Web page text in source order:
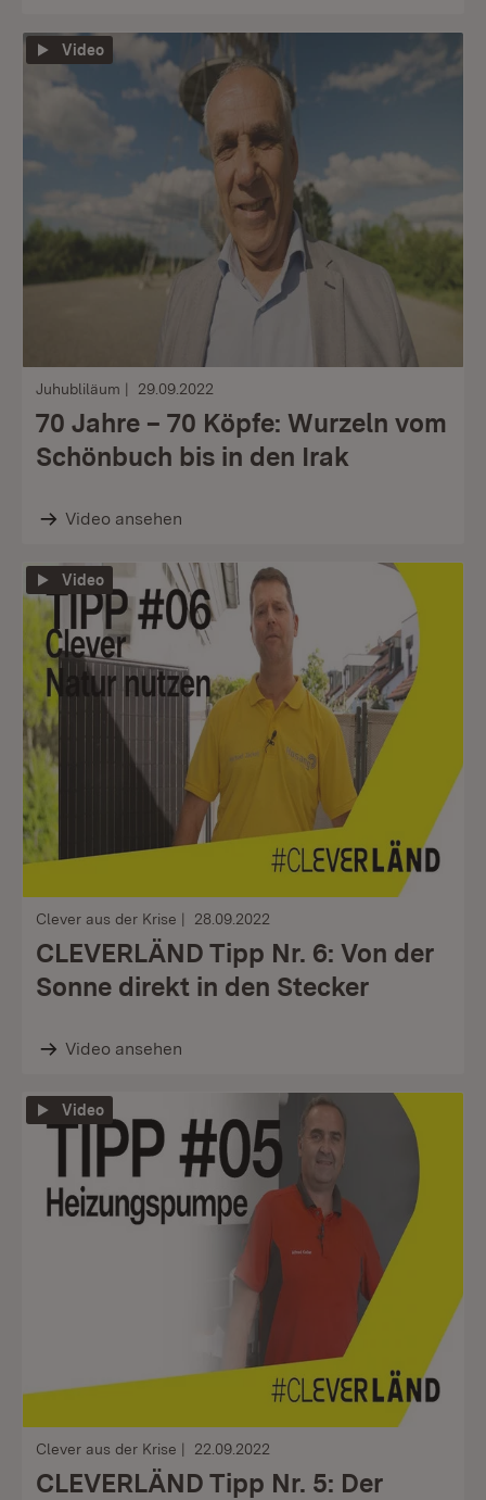
Video
Juhubliläum 29.09.2022
70 Jahre – 70 Köpfe: Wurzeln vom
Schönbuch bis in den Irak
Video ansehen
Video
Clever aus der Krise 28.09.2022
CLEVERLÄND Tipp Nr. 6: Von der
Sonne direkt in den Stecker
Video ansehen
Video
Clever aus der Krise 22.09.2022
CLEVERLÄND Tipp Nr. 5: Der